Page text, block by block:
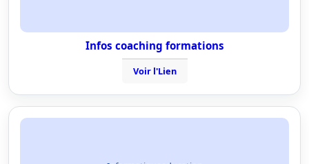
Infos coaching formations
Voir l'Lien